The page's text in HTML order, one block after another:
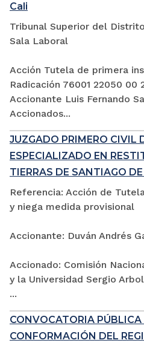
Cali
Tribunal Superior del
Sala Laboral
Acción Tutela de primera
Radicación 76001 22050 00
Accionante Luis Fernando
Accionados...
JUZGADO PRIMERO CIVIL
ESPECIALIZADO EN
TIERRAS DE SANTIAGO
Referencia: Acción de
y niega medida provisional
Accionante: Duván Andrés
Accionado: Comisión
y la Universidad Sergio
...
CONVOCATORIA PÚBLICA
CONFORMACIÓN DEL